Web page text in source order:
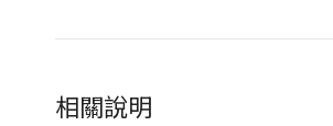
相關說明